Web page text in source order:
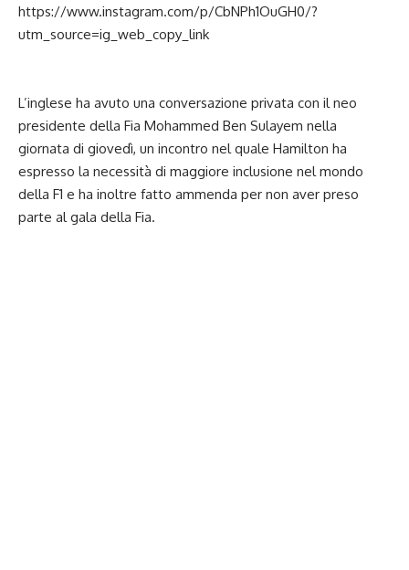
https://www.instagram.com/p/CbNPh1OuGH0/?
utm_source=ig_web_copy_link
L’inglese ha avuto una conversazione privata con il neo
presidente della Fia Mohammed Ben Sulayem nella
giornata di giovedì, un incontro nel quale Hamilton ha
espresso la necessità di maggiore inclusione nel mondo
della F1 e ha inoltre fatto ammenda per non aver preso
parte al gala della Fia.